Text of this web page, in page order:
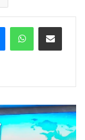
MessengerWhatsAppShare via Email